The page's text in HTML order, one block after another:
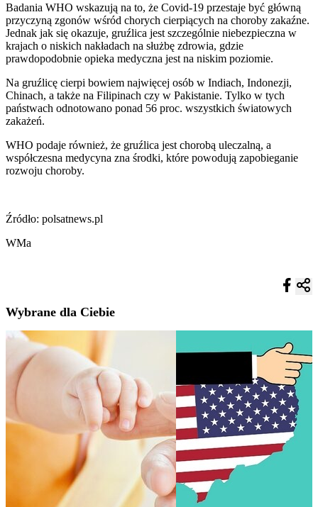
Badania WHO wskazują na to, że Covid-19 przestaje być główną
przyczyną zgonów wśród chorych cierpiących na choroby zakaźne.
Jednak jak się okazuje, gruźlica jest szczególnie niebezpieczna w
krajach o niskich nakładach na służbę zdrowia, gdzie
prawdopodobnie opieka medyczna jest na niskim poziomie.
Na gruźlicę cierpi bowiem najwięcej osób w Indiach, Indonezji,
Chinach, a także na Filipinach czy w Pakistanie. Tylko w tych
państwach odnotowano ponad 56 proc. wszystkich światowych
zakażeń.
WHO podaje również, że gruźlica jest chorobą uleczalną, a
współczesna medycyna zna środki, które powodują zapobieganie
rozwoju choroby.
Źródło: polsatnews.pl
WMa
Wybrane dla Ciebie